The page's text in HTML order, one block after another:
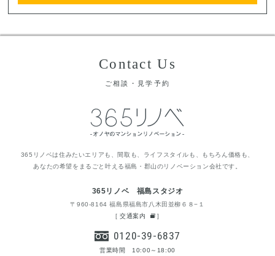
Contact Us
ご相談・見学予約
365リノベは住みたいエリアも、間取も、ライフスタイルも、もちろん価格も、
あなたの希望をまるごと叶える福島・郡山のリノベーション会社です。
365リノベ 福島スタジオ
〒960-8164 福島県福島市八木田並柳６８−１
[交通案内 ]
0120-39-6837
営業時間 10:00～18:00